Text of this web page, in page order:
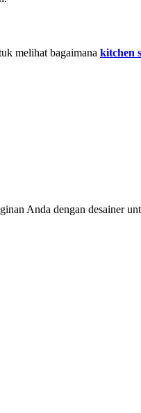
melihat bagaimana kitchen
Anda dengan desainer